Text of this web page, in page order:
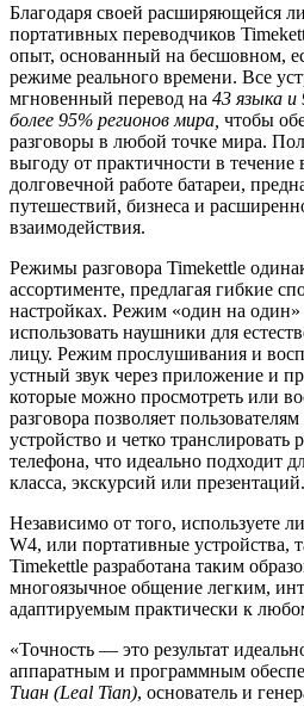
Благодаря своей расширяющейся
портативных переводчиков
опыт, основанный на бесшовном,
режиме реального времени. Все
мгновенный перевод на 43 языка
более 95% регионов мира, чтобы
разговоры в любой точке мира.
выгоду от практичности в течение
долговечной работе батареи,
путешествий, бизнеса и
взаимодействия.
Режимы разговора Timekettle
ассортименте, предлагая гибкие
настройках. Режим «один на
использовать наушники для
лицу. Режим прослушивания и
устный звук через приложение и
которые можно просмотреть или
разговора позволяет
устройство и четко транслировать
телефона, что идеально подходит
класса, экскурсий или презентаций.
Независимо от того, используете
W4, или портативные устройства,
Timekettle разработана таким
многоязычное общение легким,
адаптируемым практически к
«Точность — это результат
аппаратным и программным
Тиан (Leal Tian), основатель и